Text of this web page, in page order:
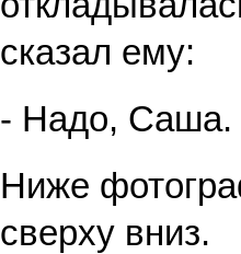
сказал ему:
- Надо, Саша.
Ниже
сверху вниз.